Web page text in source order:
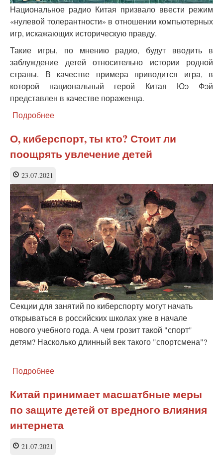
Национальное радио Китая призвало ввести режим
«нулевой толерантности» в отношении компьютерных
игр, искажающих историческую правду.
Такие игры, по мнению радио, будут вводить в
заблуждение детей относительно истории родной
страны. В качестве примера приводится игра, в
которой национальный герой Китая Юэ Фэй
представлен в качестве пораженца.
Подробнее
власти
решили
всерьёз
безопасностью
своих
детей
в
Интернете
О, киберспорт, ты кто? Стоит ли
поощрять увлечение детей
23.07.2021
Секции для занятий по киберспорту могут начать
открываться в российских школах уже в начале
нового учебного года. А чем грозит такой "спорт"
детям? Насколько длинный век такого "спортсмена"?
Подробнее
киберспорт,
ты
кто?
ли
Китай принимает масшатбные меры
по защите детей от вредного влияния
интернета
21.07.2021